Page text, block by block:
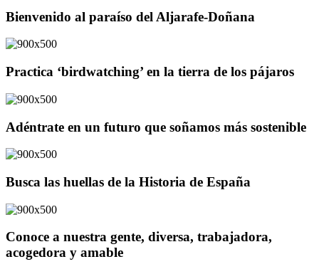
Bienvenido al paraíso del Aljarafe-Doñana
Practica ‘birdwatching’ en la tierra de los pájaros
Adéntrate en un futuro que soñamos más sostenible
Busca las huellas de la Historia de España
Conoce a nuestra gente, diversa, trabajadora,
acogedora y amable